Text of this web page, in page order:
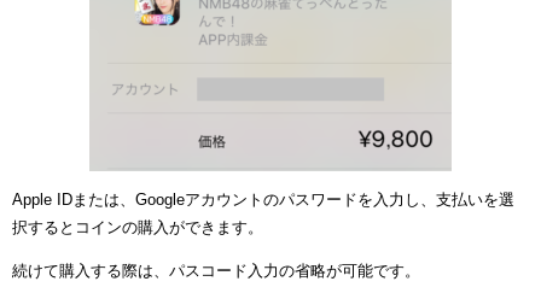
Apple IDまたは、Googleアカウントのパスワードを入力し、支払いを選
択するとコインの購入ができます。
続けて購入する際は、パスコード入力の省略が可能です。